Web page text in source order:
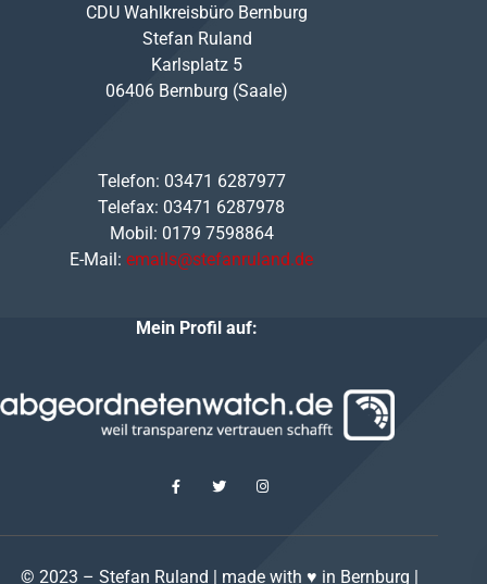
CDU Wahlkreisbüro Bernburg
Stefan Ruland
Karlsplatz 5
06406 Bernburg (Saale)
Telefon: 03471 6287977
Telefax: 03471 6287978
Mobil: 0179 7598864
E-Mail:emails@stefanruland.de
Mein Profil auf:
© 2023 – Stefan Ruland | made with ♥ in Bernburg |